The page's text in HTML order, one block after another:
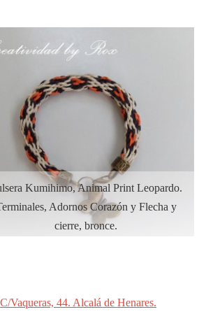
Kumihimo, Animal Print Leopardo.
Adornos Corazón y Flecha y
cierre, bronce.
Vaqueras, 44. Alcalá de Henares.